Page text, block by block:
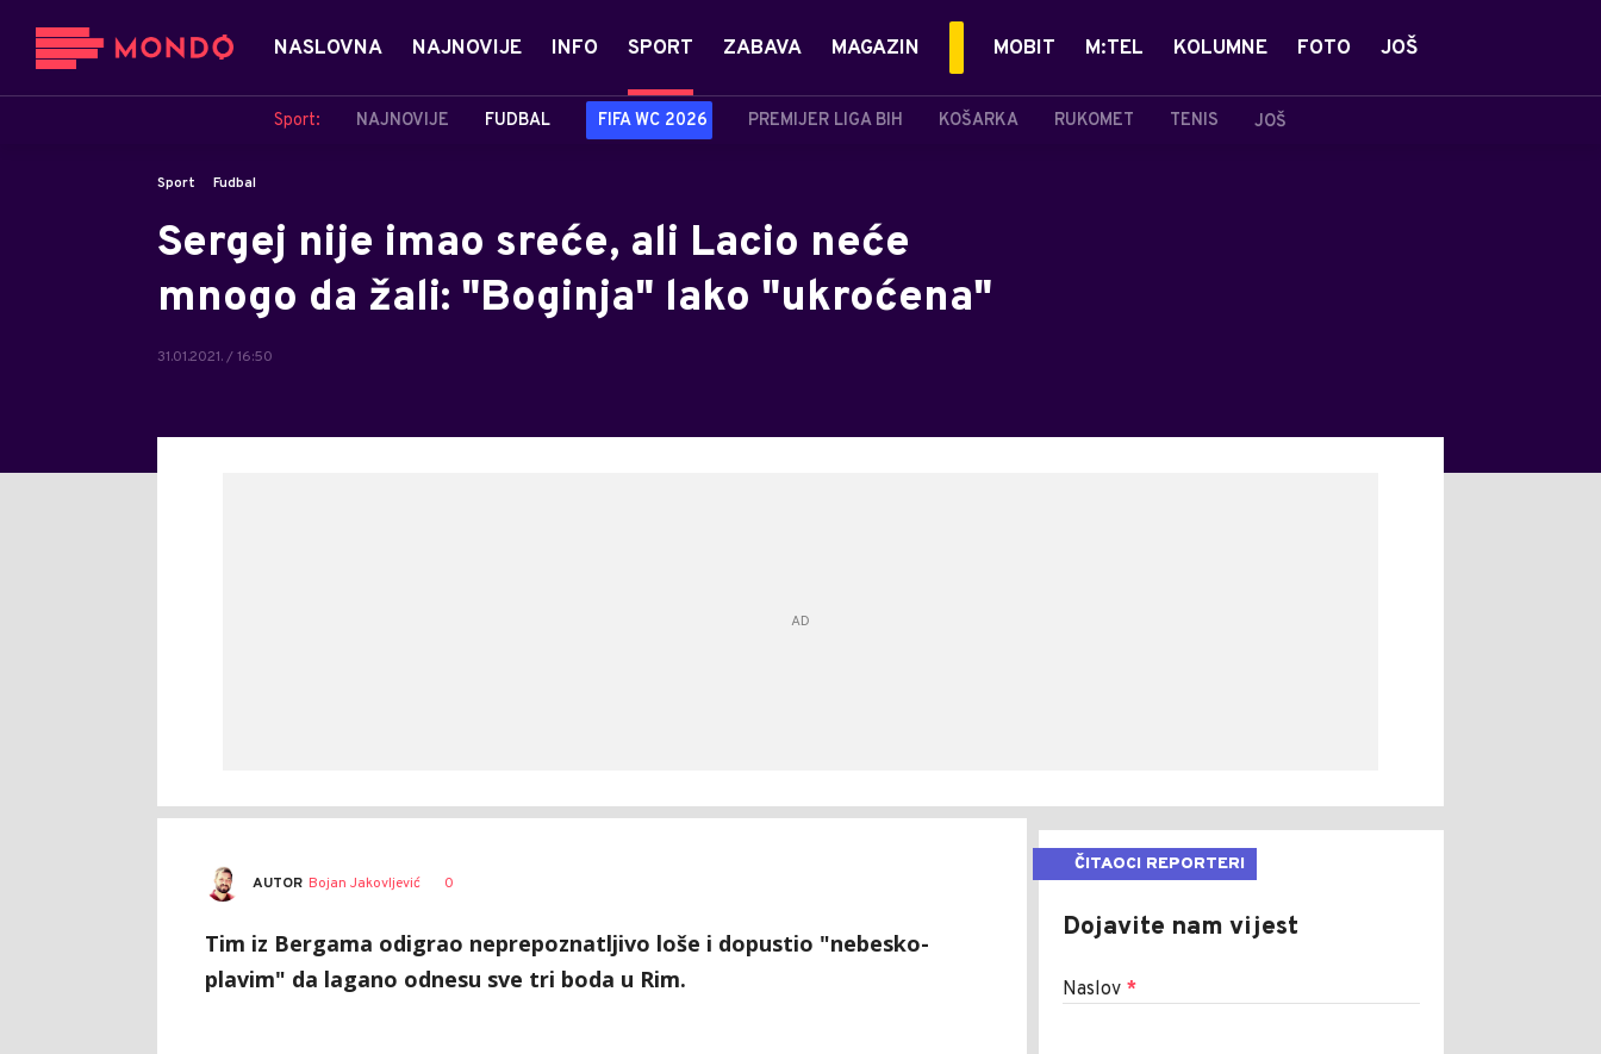
NASLOVNA NAJNOVIJE INFO SPORT
Sport: NAJNOVIJE FUDBAL FIFA WC 2026 PREMIJER LIGA BIH KOŠARKA RUKOMET TENIS JOŠ
ZABAVA MAGAZIN MOBIT M:TEL KOLUMNE FOTO JOŠ
Sport Fudbal
Sergej nije imao sreće, ali Lacio neće
mnogo da žali: "Boginja" lako "ukroćena"
31.01.2021. / 16:50
AUTOR Bojan Jakovljević 0
Tim iz Bergama odigrao neprepoznatljivo loše i dopustio "nebesko-
plavim" da lagano odnesu sve tri boda u Rim.
ČITAOCI REPORTERI
Dojavite nam vijest
Naslov *